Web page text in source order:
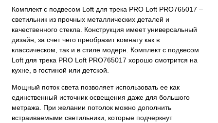
Комплект с подвесом Loft для трека PRO Loft PRO765017 –
светильник из прочных металлических деталей и
качественного стекла. Конструкция имеет универсальный
дизайн, за счет чего преобразит комнату как в
классическом, так и в стиле модерн. Комплект с подвесом
Loft для трека PRO Loft PRO765017 хорошо смотрится на
кухне, в гостиной или детской.
Мощный поток света позволяет использовать ее как
единственный источник освещения даже для большого
метража. При желании потолок можно дополнить
встраиваемыми светильники, которые подчеркнут